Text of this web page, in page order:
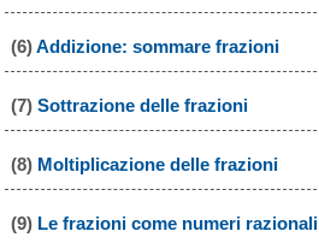
(6)Addizione: sommare frazioni
(7) Sottrazione delle frazioni
(8) Moltiplicazione delle frazioni
(9) Le frazioni come numeri razionali